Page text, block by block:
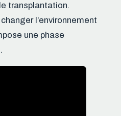
transplantation.
l’environnement
une phase